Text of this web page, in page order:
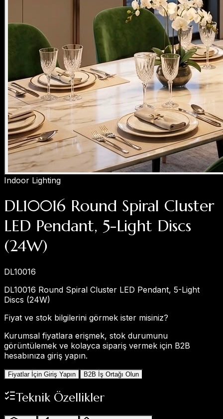
Indoor Lighting
DL10016 Round Spiral Cluster
LED Pendant, 5-Light Discs
(24W)
DL10016
DL10016 Round Spiral Cluster LED Pendant, 5-Light
Discs (24W)
Fiyat ve stok bilgilerini görmek ister misiniz?
Kurumsal fiyatlara erişmek, stok durumunu
görüntülemek ve kolayca sipariş vermek için B2B
hesabınıza giriş yapın.
Fiyatlar İçin Giriş Yapın B2B İş Ortağı Olun
Teknik Özellikler